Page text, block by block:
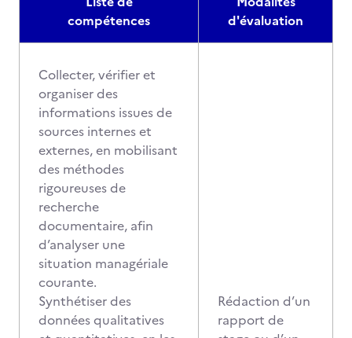
compétences
d'évaluation
Collecter, vérifier et
organiser des
informations issues de
sources internes et
externes, en mobilisant
des méthodes
rigoureuses de
recherche
documentaire, afin
d’analyser une
situation managériale
courante.
Synthétiser des
données qualitatives
Rédaction d’un
rapport de